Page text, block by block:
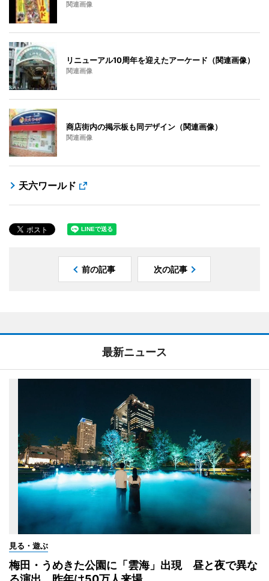
関連画像
リニューアル10周年を迎えたアーケード（関連画像）
関連画像
商店街内の掲示板も同デザイン（関連画像）
関連画像
天六ワールド
前の記事 次の記事
最新ニュース
見る・遊ぶ
梅田・うめきた公園に「雲海」出現 昼と夜で異な